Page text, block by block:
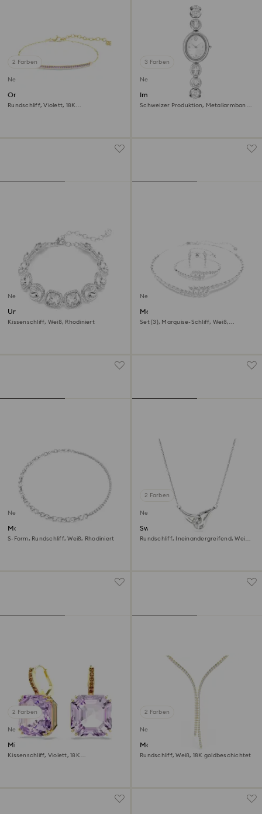
2 Farben
Neu
Only Armband
Rundschliff, Violett, 18K
3 Farben
Neu
Imber oval Uhr
Schweizer Produktion, Metallarmband,
Neu
Una Angelic Armband
Kissenschliff, Weiß, Rhodiniert
Neu
Mesmera Set
Set (3), Marquise-Schliff, Weiß,
Neu
Matrix Halskette
S-Form, Rundschliff, Weiß, Rhodiniert
2 Farben
Neu
Swarovski Classica Anhänger
Rundschliff, Ineinandergreifend, Weiß,
2 Farben
Neu
Millenia Drop-Ohrhänger
Kissenschliff, Violett, 18K
2 Farben
Neu
Matrix Y-Halskette
Rundschliff, Weiß, 18K goldbeschichtet